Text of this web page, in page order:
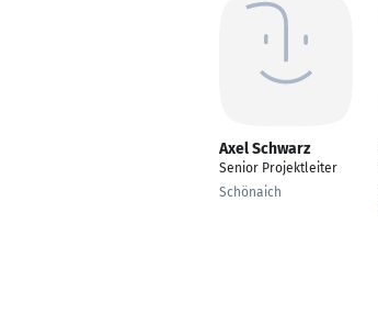
Axel Schwarz
Senior Projektleiter
Schönaich